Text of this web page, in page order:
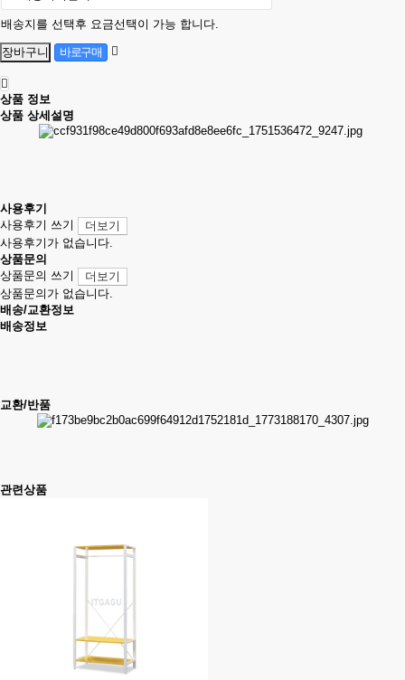
배송지를 선택후 요금선택이 가능 합니다.
상품 정보
상품 상세설명
사용후기
사용후기 쓰기
더보기
사용후기가 없습니다.
상품문의
상품문의 쓰기
더보기
상품문의가 없습니다.
배송/교환정보
배송정보
교환/반품
관련상품